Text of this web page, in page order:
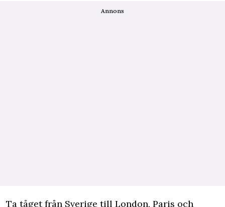
Annons
Ta tåget från Sverige till London, Paris och